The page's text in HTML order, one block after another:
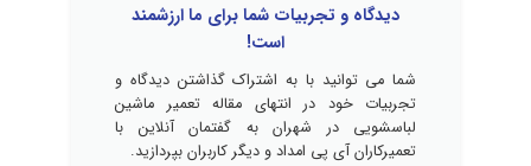
دیدگاه و تجربیات شما برای ما ارزشمند
است!
شما می توانید با به اشتراک گذاشتن دیدگاه و
تجربیات خود در انتهای مقاله تعمیر ماشین
لباسشویی در شهران به گفتمان آنلاین با
تعمیرکاران آی پی امداد و دیگر کاربران بپردازید.